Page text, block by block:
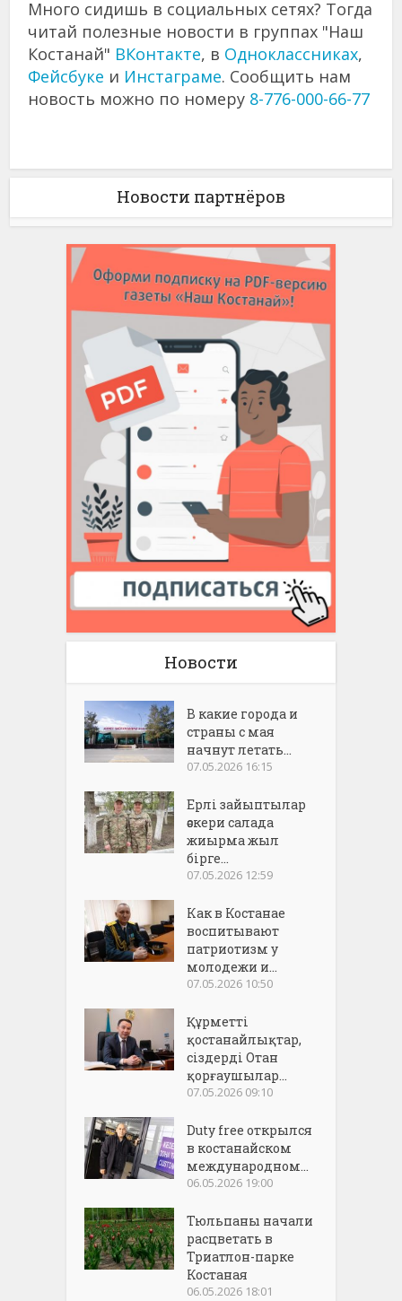
Много сидишь в социальных сетях? Тогда
читай полезные новости в группах "Наш
Костанай" ВКонтакте, в Одноклассниках,
Фейсбуке и Инстаграме. Сообщить нам
новость можно по номеру 8-776-000-66-77
Новости партнёров
Новости
В какие города и
страны с мая
начнут летать...
07.05.2026 16:15
Ерлі зайыптылар
әскери салада
жиырма жыл
бірге...
07.05.2026 12:59
Как в Костанае
воспитывают
патриотизм у
молодежи и...
07.05.2026 10:50
Құрметті
қостанайлықтар,
сіздерді Отан
қорғаушылар...
07.05.2026 09:10
Duty free открылся
в костанайском
международном...
06.05.2026 19:00
Тюльпаны начали
расцветать в
Триатлон-парке
Костаная
06.05.2026 18:01